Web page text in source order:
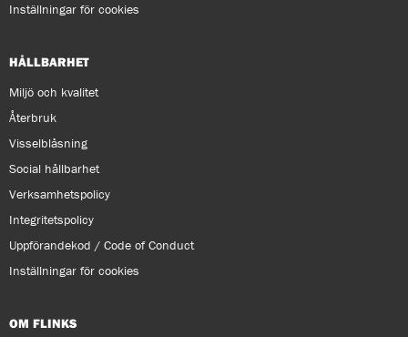
Inställningar för cookies
HÅLLBARHET
Miljö och kvalitet
Återbruk
Visselblåsning
Social hållbarhet
Verksamhetspolicy
Integritetspolicy
Uppförandekod / Code of Conduct
Inställningar för cookies
OM FLINKS